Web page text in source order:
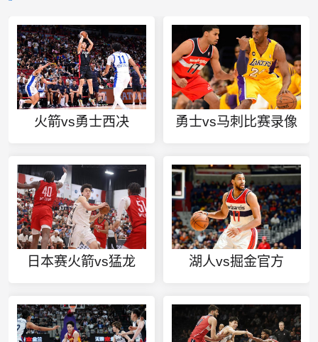
火箭vs勇士西决 勇士vs马刺比赛录像
日本赛火箭vs猛龙 湖人vs掘金官方